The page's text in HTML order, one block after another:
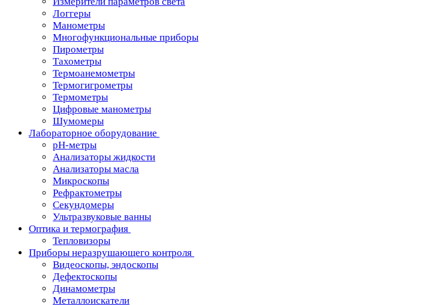
Логгеры
Манометры
Многофункциональные приборы
Пирометры
Тахометры
Термоанемометры
Термогигрометры
Термометры
Цифровые манометры
Шумомеры
Лабораторное оборудование
pH-метры
Анализаторы жидкости
Анализаторы масла
Микроскопы
Рефрактометры
Секундомеры
Ультразвуковые ванны
Оптика и термография
Тепловизоры
Приборы неразрушающего контроля
Видеоскопы, эндоскопы
Дефектоскопы
Динамометры
Металлоискатели